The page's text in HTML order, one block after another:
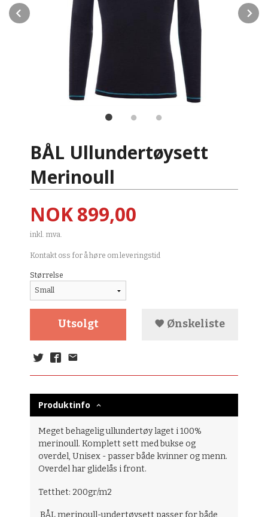
Prev
BÅL Ullundertøysett
Merinoull
Pris
NOK899,00
inkl. mva.
Kontakt oss for å høre om leveringstid
Størrelse
Utsolgt Ønskeliste
Produktinfo
Meget behagelig ullundertøy laget i 100%
merinoull. Komplett sett med bukse og
overdel, Unisex - passer både kvinner og menn.
Overdel har glidelås i front.
Tetthet: 200gr/m2